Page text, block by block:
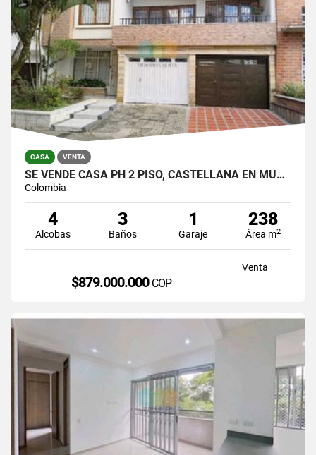
CASA VENTA
SE VENDE CASA PH 2 PISO, CASTELLANA EN MUY BUEN ESTADO PARA VIVIR.
Colombia
4
Alcobas
3
Baños
1
Garaje
238
Área m2
Venta
$879.000.000 COP